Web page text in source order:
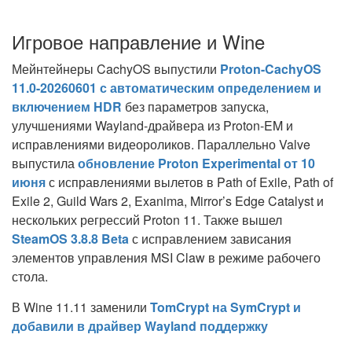
Игровое направление и Wine
Мейнтейнеры CachyOS выпустили Proton-CachyOS
11.0-20260601 с автоматическим определением и
включением HDR без параметров запуска,
улучшениями Wayland-драйвера из Proton-EM и
исправлениями видеороликов. Параллельно Valve
выпустилаобновление Proton Experimental от 10
июняс исправлениями вылетов в Path of Exile, Path of
Exile 2, Guild Wars 2, Exanima, Mirror’s Edge Catalyst и
нескольких регрессий Proton 11. Также вышел
SteamOS 3.8.8 Betaс исправлением зависания
элементов управления MSI Claw в режиме рабочего
стола.
В Wine 11.11 заменили TomCrypt на SymCrypt и
добавили в драйвер Wayland поддержку